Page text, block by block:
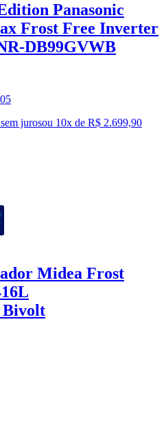
Panasonic
Frost Free Inverter
DB99GVWB
05
jurosou 10x de R$ 2.699,90
Midea Frost
Bivolt